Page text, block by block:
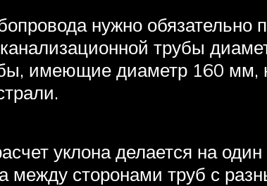
нужно обязательно
трубы
имеющие диаметр 160 мм,
уклона делается на
между сторонами труб с